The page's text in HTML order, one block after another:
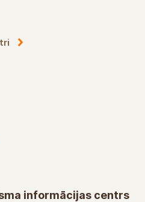
informācijas centrs